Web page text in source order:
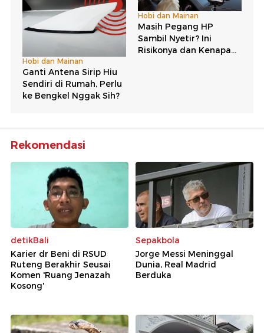
Rekomendasi
detikBali
Karier dr Beni di RSUD
Ruteng Berakhir Seusai
Komen 'Ruang Jenazah
Kosong'
Sepakbola
Jorge Messi Meninggal
Dunia, Real Madrid
Berduka